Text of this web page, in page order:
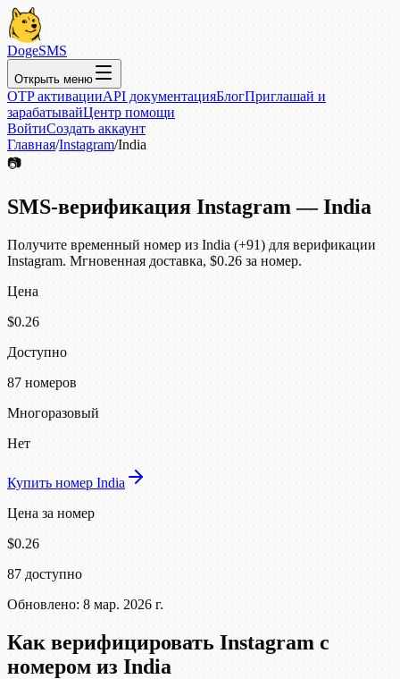
DogeSMS
Открыть меню
OTP активацииAPI документацияБлогПриглашай и
зарабатывайЦентр помощи
ВойтиСоздать аккаунт
Главная/Instagram/India
📷
SMS-верификация Instagram — India
Получите временный номер из India (+91) для верификации
Instagram. Мгновенная доставка, $0.26 за номер.
Цена
$0.26
Доступно
87 номеров
Многоразовый
Нет
Купить номер India
Цена за номер
$0.26
87 доступно
Обновлено: 8 мар. 2026 г.
Как верифицировать Instagram с
номером из India